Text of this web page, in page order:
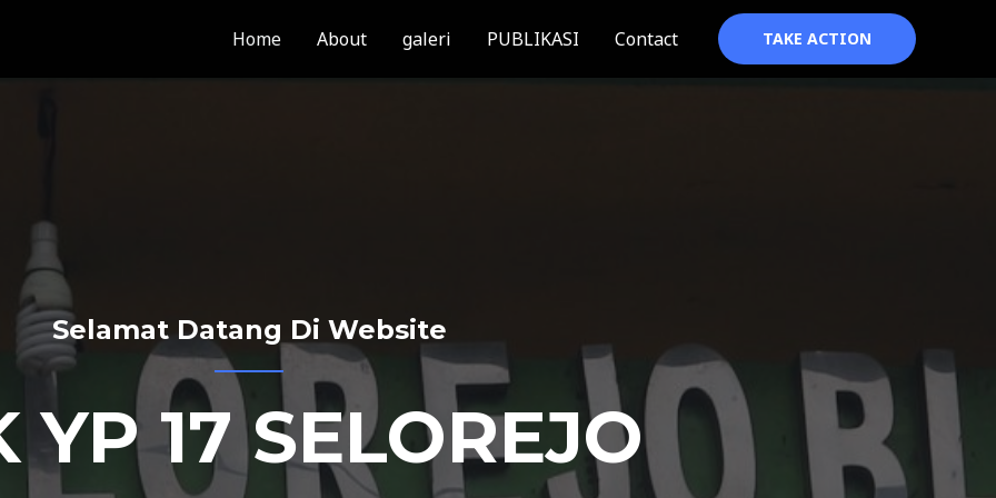
Home About galeri PUBLIKASI Contact TAKE ACTION
Selamat Datang Di Website
YP 17 SELOREJO